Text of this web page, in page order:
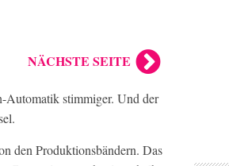
NÄCHSTE SEITE
Automatik stimmiger. Und der
den Produktionsbändern. Das